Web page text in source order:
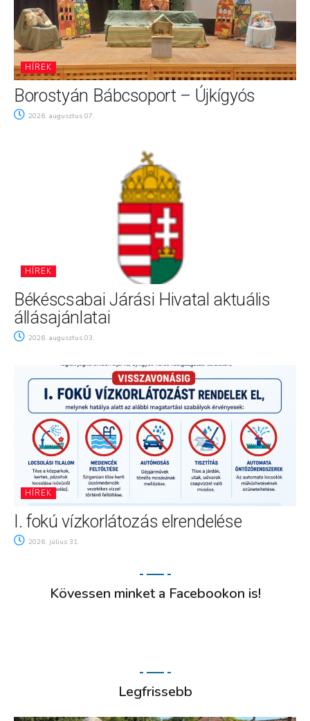
HÍREK
Borostyán Bábcsoport – Újkígyós
2026. augusztus 07.
HÍREK
Békéscsabai Járási Hivatal aktuális
állásajánlatai
2026. augusztus 03.
HÍREK
I. fokú vízkorlátozás elrendelése
2026. július 31.
Kövessen minket a Facebookon is!
Legfrissebb